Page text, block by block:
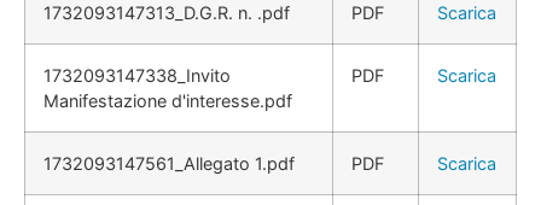
1732093147313_D.G.R. n. .pdf PDF Scarica
1732093147338_Invito
Manifestazione d'interesse.pdf
PDF Scarica
1732093147561_Allegato 1.pdf PDF Scarica